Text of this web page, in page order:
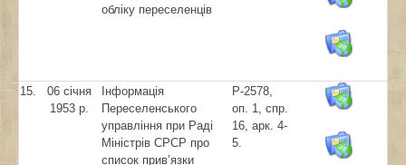
обліку переселенців
15.
06 січня
1953 р.
Інформація
Переселенського
управління при Раді
Міністрів СРСР про
список прив’язки
Р-2578,
оп. 1, спр.
16, арк. 4-
5.